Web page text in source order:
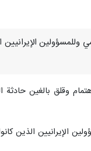
وللمسؤولين
وقلق بالغين حادثة
الإيرانيين الذين